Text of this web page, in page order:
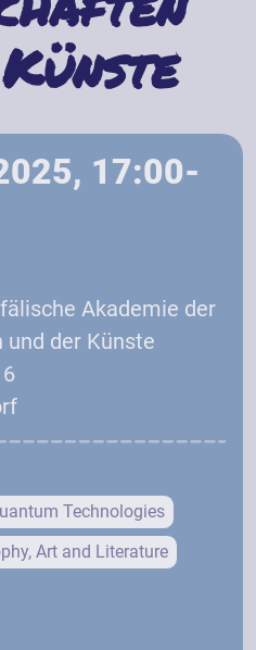
17:00-
Akademie der
der Künste
Technologies
Art and Literature